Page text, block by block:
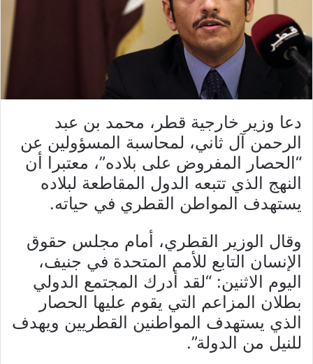
دعا وزير خارجية قطر، محمد بن عبد
الرحمن آل ثاني، لمحاسبة المسؤولين عن
“الحصار المفروض على بلاده”، معتبرا أن
النهج الذي تتبعه الدول المقاطعة لبلاده
يستهدف المواطن القطري في حياته.
وقال الوزير القطري، أمام مجلس حقوق
الإنسان التابع للأمم المتحدة في جنيف،
اليوم الاثنين: “لقد أدرك المجتمع الدولي
بطلان المزاعم التي يقوم عليها الحصار
الذي يستهدف المواطنين القطريين ويهدف
للنيل من الدولة”.